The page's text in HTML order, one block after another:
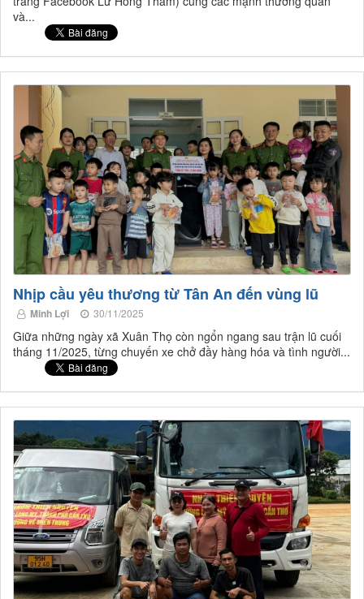
và...
Nhịp cầu yêu thương từ Tân An đến vùng lũ
Minh Lợi 30/11/2025
Giữa những ngày xã Xuân Thọ còn ngổn ngang sau trận lũ cuối
tháng 11/2025, từng chuyến xe chở đầy hàng hóa và tình người...